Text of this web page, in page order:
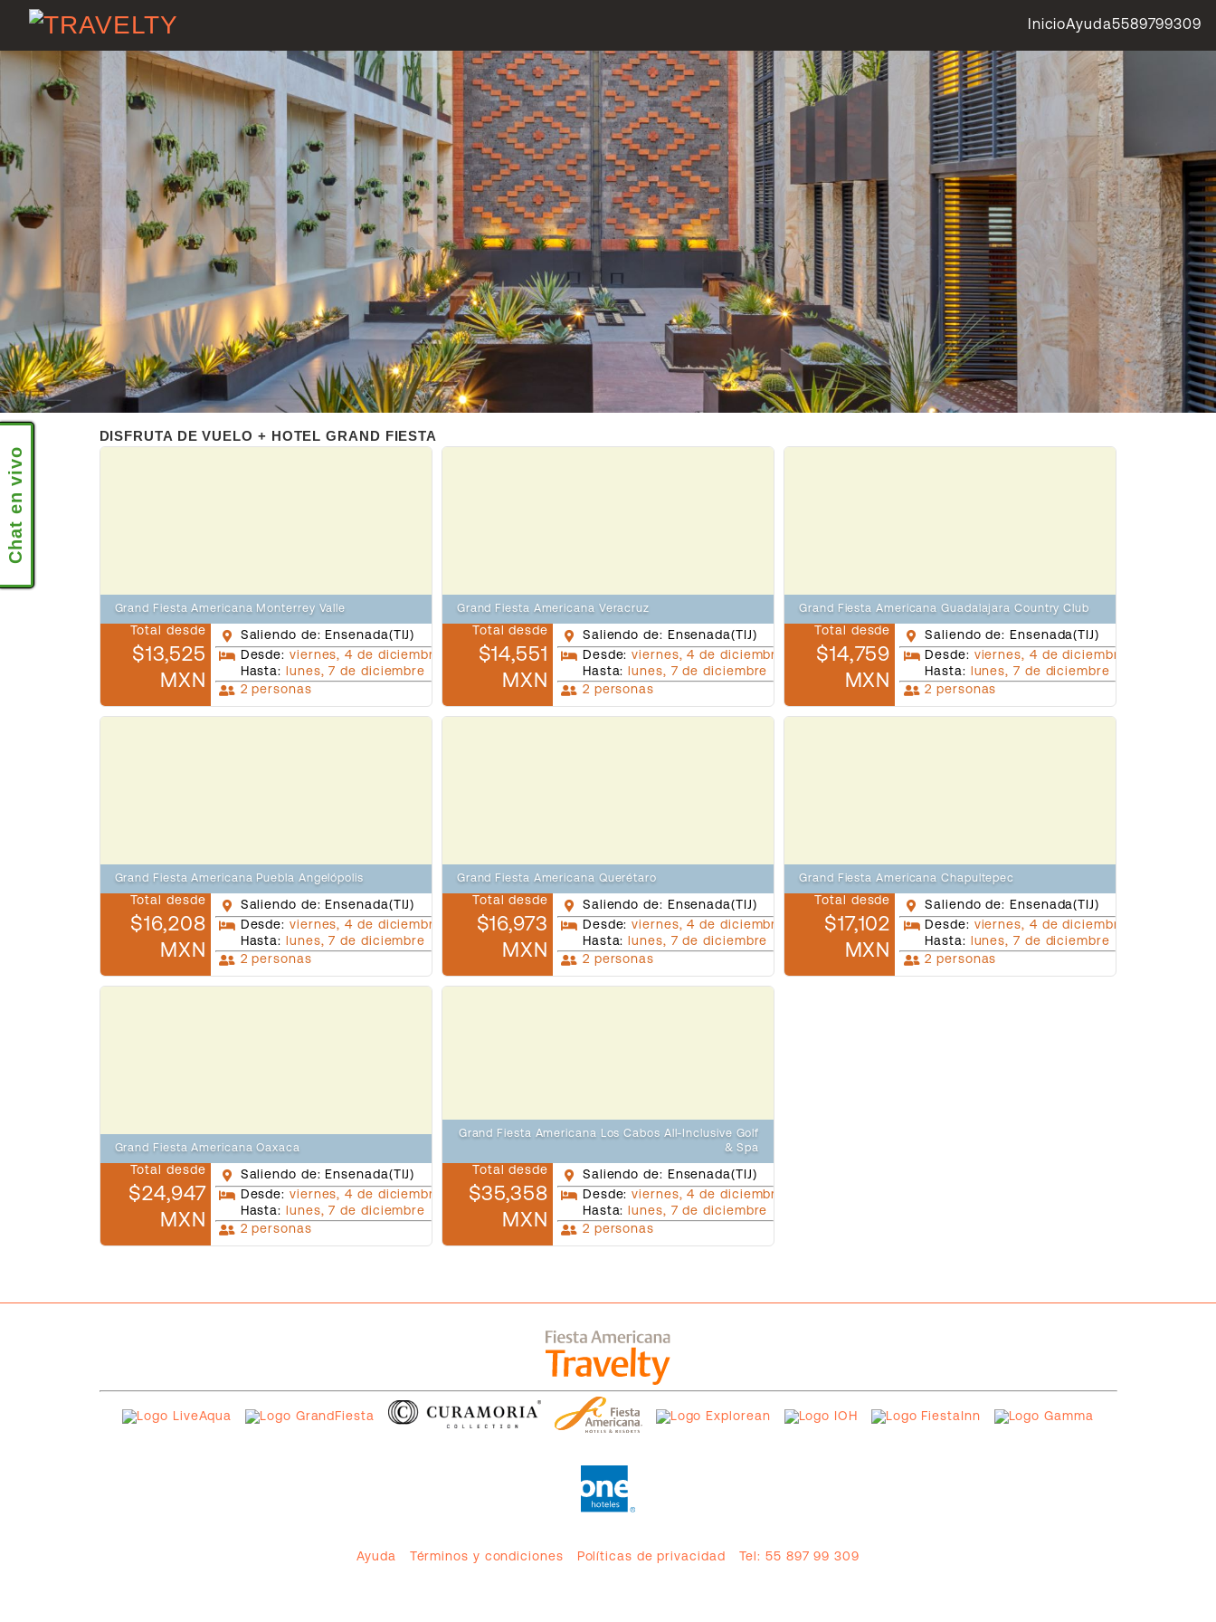
InicioAyuda5589799309
Chat en vivo
DISFRUTA DE VUELO + HOTEL GRAND FIESTA
Grand Fiesta Americana Monterrey Valle
Total desde
$13,525
MXN
Saliendo de: Ensenada(TIJ)
Desde: viernes, 4 de diciembre
Hasta: lunes, 7 de diciembre
2 personas
Grand Fiesta Americana Veracruz
Total desde
$14,551
MXN
Saliendo de: Ensenada(TIJ)
Desde:viernes, 4 de diciembre
Hasta:lunes, 7 de diciembre
2 personas
Grand Fiesta Americana Guadalajara Country Club
Total desde
$14,759
MXN
Saliendo de: Ensenada(TIJ)
Desde: viernes, 4 de diciembre
Hasta: lunes, 7 de diciembre
2 personas
Grand Fiesta Americana Puebla Angelópolis
Total desde
$16,208
MXN
Saliendo de: Ensenada(TIJ)
Desde: viernes, 4 de diciembre
Hasta: lunes, 7 de diciembre
2 personas
Grand Fiesta Americana Querétaro
Total desde
$16,973
MXN
Saliendo de: Ensenada(TIJ)
Desde:viernes, 4 de diciembre
Hasta:lunes, 7 de diciembre
2 personas
Grand Fiesta Americana Chapultepec
Total desde
$17,102
MXN
Saliendo de: Ensenada(TIJ)
Desde: viernes, 4 de diciembre
Hasta: lunes, 7 de diciembre
2 personas
Grand Fiesta Americana Oaxaca
Total desde
$24,947
MXN
Saliendo de: Ensenada(TIJ)
Desde: viernes, 4 de diciembre
Hasta: lunes, 7 de diciembre
2 personas
Grand Fiesta Americana Los Cabos All-Inclusive Golf
& Spa
Total desde
$35,358
MXN
Saliendo de: Ensenada(TIJ)
Desde:viernes, 4 de diciembre
Hasta:lunes, 7 de diciembre
2 personas
Ayuda Términos y condiciones Políticas de privacidad Tel:55 897 99 309